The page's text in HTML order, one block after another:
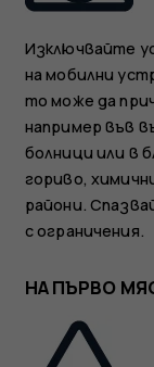
Изключвайте
на мобилни
то може да
например във
болници или в
гориво,
райони.
с ограничения.
НА ПЪРВО